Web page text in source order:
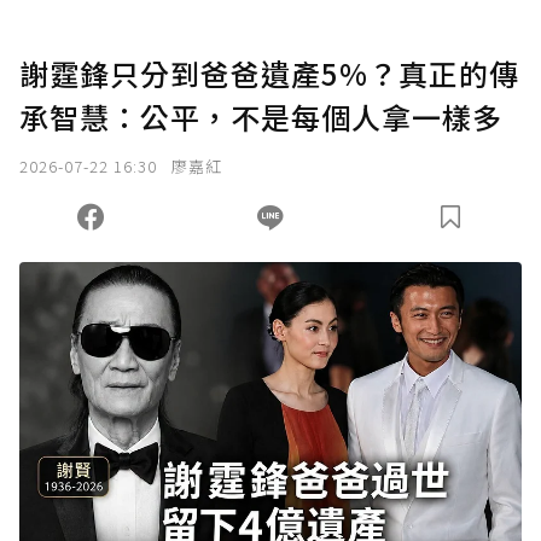
謝霆鋒只分到爸爸遺產5%？真正的傳
承智慧：公平，不是每個人拿一樣多
2026-07-22 16:30 廖嘉紅